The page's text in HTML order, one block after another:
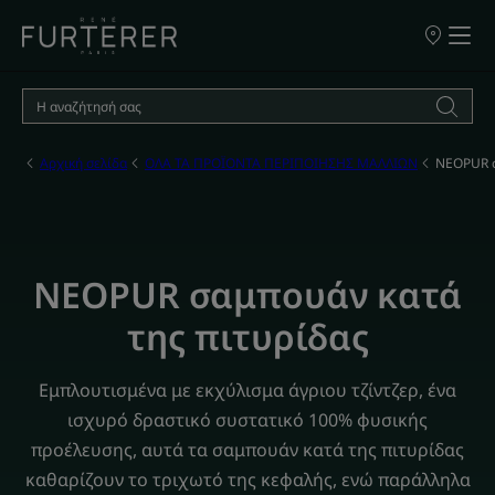
ΣΗΜΕΙΑ
ΜΑΣ
Αρχική σελίδα ΟΛΑ ΤΑ ΠΡΟΪΟΝΤΑ ΠΕΡΙΠΟΙΗΣΗΣ ΜΑΛΛΙΩΝ
NEOPUR σαμπουάν κατά
της πιτυρίδας
Εμπλουτισμένα με εκχύλισμα άγριου τζίντζερ, ένα
ισχυρό δραστικό συστατικό 100% φυσικής
προέλευσης, αυτά τα σαμπουάν κατά της πιτυρίδας
καθαρίζουν το τριχωτό της κεφαλής, ενώ παράλληλα